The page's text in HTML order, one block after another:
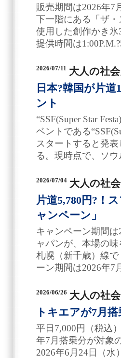
販売期間は2026年7
下一階にある「ザ
使用した創作かき
提供時間は
2026/07/11 大人の社
日本?韓国が片
ント
“SSF(Super Star
ベントである
スタートすると発
る。現時点で、ソ
2026/07/04 大人の社
片道5,780円?！
ャンペーン」
キャンペーン期間
ャパンが、本場の
札幌（新千歳）線
ーン期間は2026年7
2026/06/26 大人の社
トキエアが7月
平日7,000円（税込
年7月搭乗分が対象
2026年6月24日（水